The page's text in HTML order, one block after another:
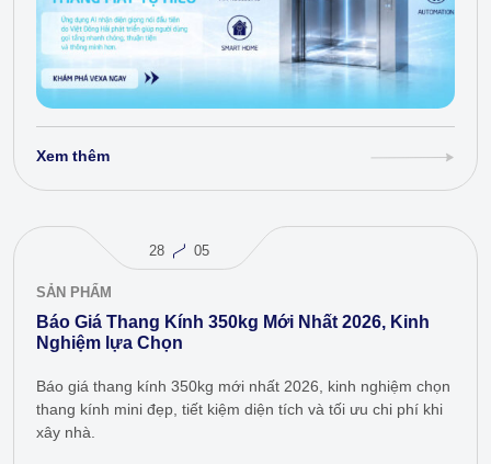
Xem thêm
28 05
SẢN PHẨM
Báo Giá Thang Kính 350kg Mới Nhất 2026, Kinh
Nghiệm lựa Chọn
Báo giá thang kính 350kg mới nhất 2026, kinh nghiệm chọn
thang kính mini đẹp, tiết kiệm diện tích và tối ưu chi phí khi
xây nhà.